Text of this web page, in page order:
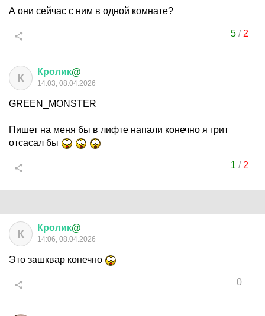
А они сейчас с ним в одной комнате?
5/ 2
К Кролик@_
14:03, 08.04.2026
GREEN_MONSTER
Пишет на меня бы в лифте напали конечно я грит
отсасал бы
1 / 2
К Кролик@_
14:06, 08.04.2026
Это зашквар конечно
0